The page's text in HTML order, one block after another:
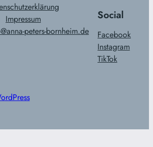
Impressum
peters-bornheim.de
Social
Facebook
Instagram
TikTok